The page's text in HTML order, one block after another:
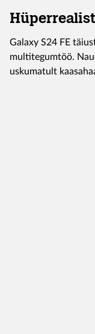
Galaxy S24 FE
multitegumtöö.
uskumatult